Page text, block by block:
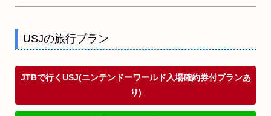
USJの旅行プラン
JTBで行くUSJ(ニンテンドーワールド入場確約券付プランあ
り)